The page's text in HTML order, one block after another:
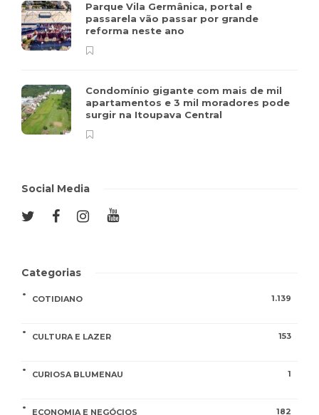
Parque Vila Germânica, portal e
passarela vão passar por grande
reforma neste ano
Condomínio gigante com mais de mil
apartamentos e 3 mil moradores pode
surgir na Itoupava Central
Social Media
Categorias
COTIDIANO 1.139
CULTURA E LAZER 153
CURIOSA BLUMENAU 1
ECONOMIA E NEGÓCIOS 182